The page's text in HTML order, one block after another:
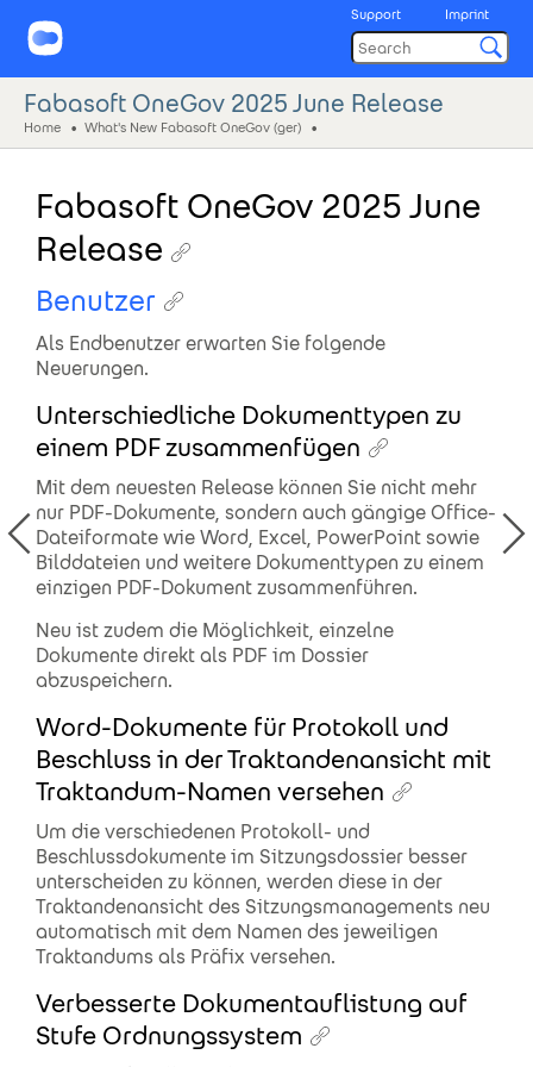
Support Imprint
Fabasoft OneGov 2025 June Release
Home What's New Fabasoft OneGov (ger)
Fabasoft OneGov 2025 June
Release
Benutzer
Als Endbenutzer erwarten Sie folgende
Neuerungen.
Unterschiedliche Dokumenttypen zu
einem PDF zusammenfügen
Mit dem neuesten Release können Sie nicht mehr
nur PDF-Dokumente, sondern auch gängige Office-
Dateiformate wie Word, Excel, PowerPoint sowie
Bilddateien und weitere Dokumenttypen zu einem
einzigen PDF-Dokument zusammenführen.
Neu ist zudem die Möglichkeit, einzelne
Dokumente direkt als PDF im Dossier
abzuspeichern.
Word-Dokumente für Protokoll und
Beschluss in der Traktandenansicht mit
Traktandum-Namen versehen
Um die verschiedenen Protokoll- und
Beschlussdokumente im Sitzungsdossier besser
unterscheiden zu können, werden diese in der
Traktandenansicht des Sitzungsmanagements neu
automatisch mit dem Namen des jeweiligen
Traktandums als Präfix versehen.
Verbesserte Dokumentauflistung auf
Stufe Ordnungssystem